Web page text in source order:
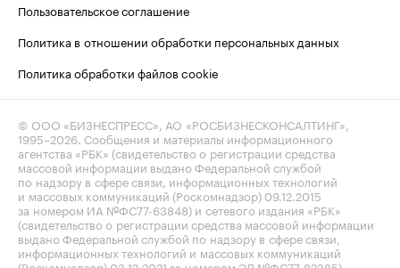
Пользовательское соглашение
Политика в отношении обработки персональных данных
Политика обработки файлов cookie
© ООО «БИЗНЕСПРЕСС», АО «РОСБИЗНЕСКОНСАЛТИНГ»,
1995–2026. Сообщения и материалы информационного
агентства «РБК» (свидетельство о регистрации средства
массовой информации выдано Федеральной службой
по надзору в сфере связи, информационных технологий
и массовых коммуникаций (Роскомнадзор) 09.12.2015
за номером ИА №ФС77-63848) и сетевого издания «РБК»
(свидетельство о регистрации средства массовой информации
выдано Федеральной службой по надзору в сфере связи,
информационных технологий и массовых коммуникаций